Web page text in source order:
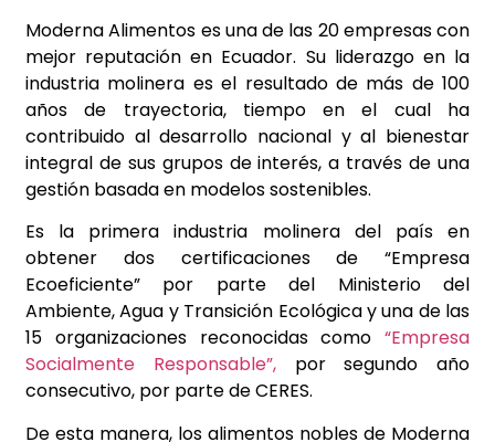
Moderna Alimentos es una de las 20 empresas con
mejor reputación en Ecuador. Su liderazgo en la
industria molinera es el resultado de más de 100
años de trayectoria, tiempo en el cual ha
contribuido al desarrollo nacional y al bienestar
integral de sus grupos de interés, a través de una
gestión basada en modelos sostenibles.
Es la primera industria molinera del país en
obtener dos certificaciones de “Empresa
Ecoeficiente” por parte del Ministerio del
Ambiente, Agua y Transición Ecológica y una de las
15 organizaciones reconocidas como “Empresa
Socialmente Responsable”,por segundo año
consecutivo, por parte de CERES.
De esta manera, los alimentos nobles de Moderna